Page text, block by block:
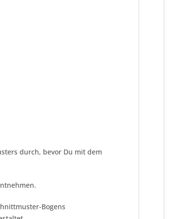
durch, bevor Du mit dem
Bogens